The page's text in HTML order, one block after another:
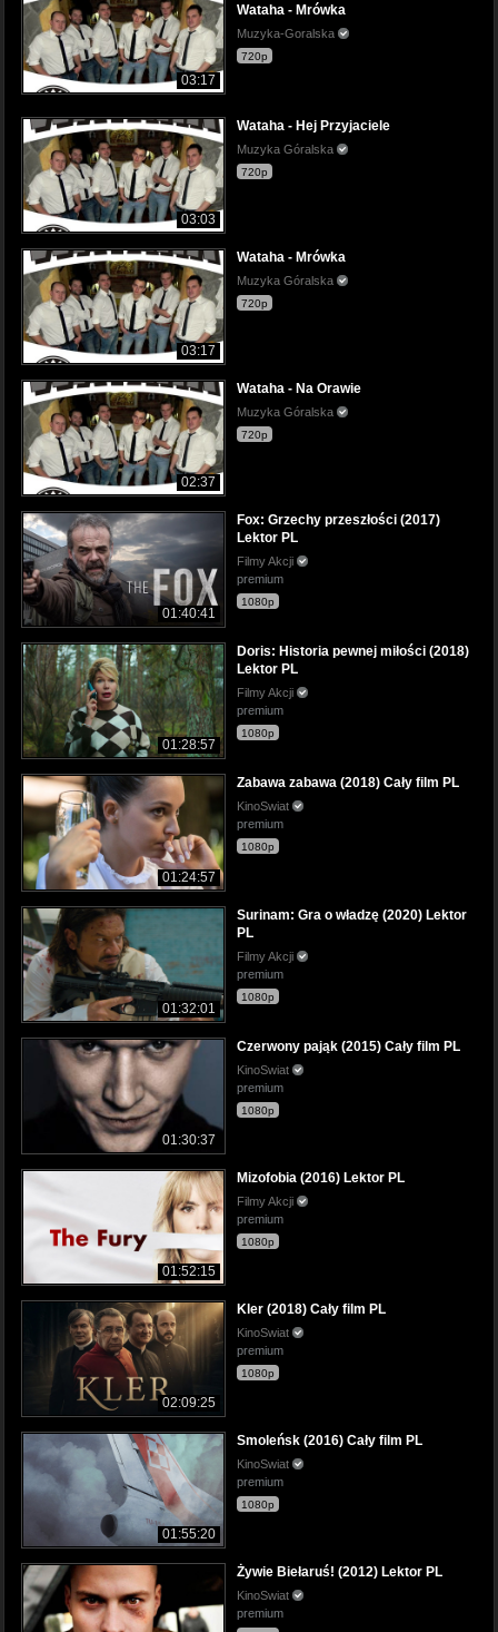
03:17
Wataha - Mrówka
Muzyka-Goralska
720p
03:03
Wataha - Hej Przyjaciele
Muzyka Góralska
720p
03:17
Wataha - Mrówka
Muzyka Góralska
720p
02:37
Wataha - Na Orawie
Muzyka Góralska
720p
01:40:41
Fox: Grzechy przeszłości (2017)
Lektor PL
Filmy Akcji
premium
1080p
01:28:57
Doris: Historia pewnej miłości (2018)
Lektor PL
Filmy Akcji
premium
1080p
01:24:57
Zabawa zabawa (2018) Cały film PL
KinoSwiat
premium
1080p
01:32:01
Surinam: Gra o władzę (2020) Lektor
PL
Filmy Akcji
premium
1080p
01:30:37
Czerwony pająk (2015) Cały film PL
KinoSwiat
premium
1080p
01:52:15
Mizofobia (2016) Lektor PL
Filmy Akcji
premium
1080p
02:09:25
Kler (2018) Cały film PL
KinoSwiat
premium
1080p
01:55:20
Smoleńsk (2016) Cały film PL
KinoSwiat
premium
1080p
Żywie Biełaruś! (2012) Lektor PL
KinoSwiat
premium